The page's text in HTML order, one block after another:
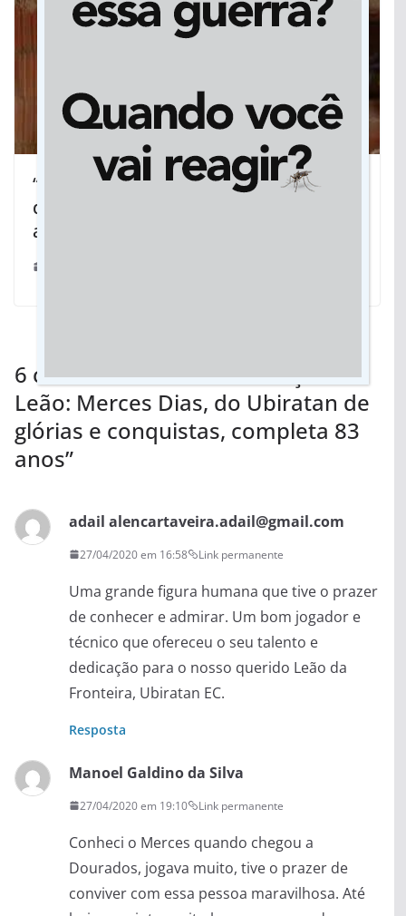
“Piquiá Construtor”: Vicentina se
despede de João Modesto, aos 106
anos
6 comentários sobre “Coração de
Leão: Merces Dias, do Ubiratan de
glórias e conquistas, completa 83
anos”
adail alencartaveira.adail@gmail.com
27/04/2020 em 16:58 Link permanente
Uma grande figura humana que tive o prazer
de conhecer e admirar. Um bom jogador e
técnico que ofereceu o seu talento e
dedicação para o nosso querido Leão da
Fronteira, Ubiratan EC.
Resposta
Manoel Galdino da Silva
27/04/2020 em 19:10 Link permanente
Conheci o Merces quando chegou a
Dourados, jogava muito, tive o prazer de
conviver com essa pessoa maravilhosa. Até